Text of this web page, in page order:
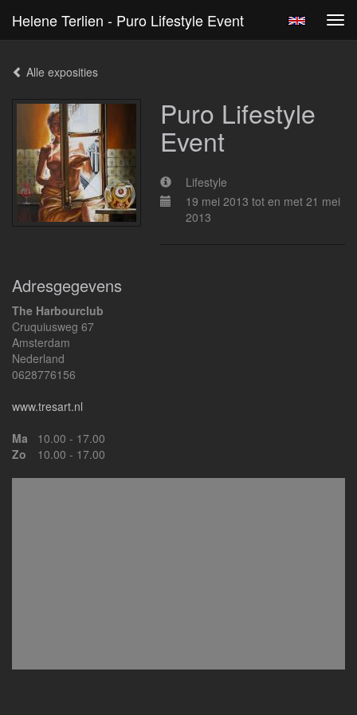
Helene Terlien - Puro Lifestyle Event
Alle exposities
Puro Lifestyle
Event
Lifestyle
19 mei 2013 tot en met 21 mei
2013
Adresgegevens
The Harbourclub
Cruquiusweg 67
Amsterdam
Nederland
0628776156
www.tresart.nl
Ma
10.00 - 17.00
Zo
10.00 - 17.00